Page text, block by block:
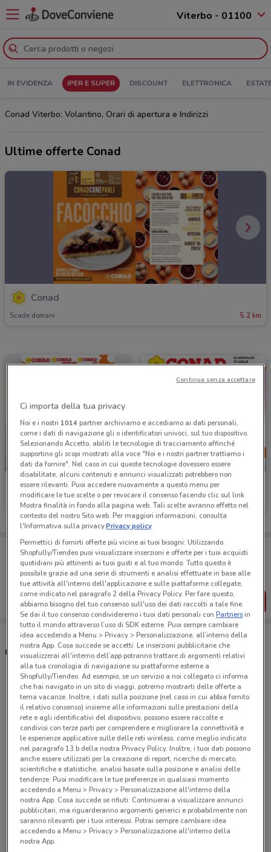
Viterbo - 01100
IN EVIDENZA IPER E SUPER DISCOUNT ELETTRONICA
Conad Viterbo: Volantino, Orari di apertura e Indirizzi
Ultime offerte Conad
Conad
Scade domani 5.2 km
-1 GIORNO
Conad
Scade domani 5.2 km
Conad
Scade domani 5.2 km
Porta DoveConviene sempre con te!
Puoi trovare le migliori offerte dei negozi vicino a te,
salvarle e creare la tua lista del risparmio, comodamente
dal tuo cellulare.
SCARICA L’APP
Orari e Negozi Conad
Via I. Garbini 23/F Viterbo
5.2 km
CHIUSO
Via Cassia, 65 Montefiascone
10.5 km
CHIUSO
Via Eugenio Iv Vetralla
13.7 km
CHIUSO
Via Tuscania, 89 Marta
13.9 km
CHIUSO
Ci importa della tua privacy
Noi e i nostri 1014partner archiviamo e accediamo ai dati personali,
come i dati di navigazione gli o identificatori univoci, sul tuo dispositivo.
Selezionando Accetto, abiliti le tecnologie di tracciamento affinché
supportino gli scopi mostrati alla voce "Noi e i nostri partner trattiamo i
dati da fornire". Nel caso in cui queste tecnologie dovessero essere
disabilitate, alcuni contenuti e annunci visualizzati potrebbero non
essere rilevanti. Puoi accedere nuovamente a questo menu per
modificare le tue scelte o per revocare il consenso facendo clic sul link
Mostra finalità in fondo alla pagina web. Tali scelte avranno effetto nel
contesto del nostro Sito web. Per maggiori informazioni, consulta
l'Informativa sulla privacy.Privacy policy
Permettici di fornirti offerte più vicine ai tuoi bisogni: Utilizzando
Shopfully/Tiendeo puoi visualizzare inserzioni e offerte per i tuoi acquisti
quotidiani più attinenti ai tuoi gusti e al tuo mondo. Tutto questo è
possibile grazie ad una serie di strumenti e analisi effettuate in base alle
tue attività all'interno dell'applicazione e sulle piattaforme collegate,
come indicato nel paragrafo 2 della Privacy Policy. Per fare questo,
abbiamo bisogno del tuo consenso sull'uso dei dati raccolti a tale fine.
Se dai il tuo consenso condivideremo i tuoi dati personali conPartnersin
tutto il mondo attraverso l’uso di SDK esterne. Puoi sempre cambiare
idea accedendo a Menu > Privacy > Personalizzazione, all’interno della
nostra App. Cosa succede se accetti: Le inserzioni pubblicitarie che
visualizzerai all'interno dell’app potranno trattare di argomenti relativi
alla tua cronologia di navigazione su piattaforme esterne a
Shopfully/Tiendeo. Ad esempio, se un servizio a noi collegato ci informa
che hai navigato in un sito di viaggi, potremo mostrarti delle offerte a
tema vacanze. Inoltre, i dati sulla posizione (nel caso in cui abbia fornito
il relativo consenso) insieme alle informazioni sulle prestazioni della
rete e agli identificativi del dispositivo, possono essere raccolte e
condivisi con terze parti per comprendere e migliorare la connettività e
le esperienze applicative sulle delle reti wireless, come meglio indicato
nel paragrafo 13.b della nostra Privacy Policy. Inoltre, i tuoi dati possono
anche essere utilizzati per la creazione di report, ricerche di mercato,
scientifiche e statistiche, analisi basate sulla posizione e analisi delle
tendenze. Puoi modificare le tue preferenze in qualsiasi momento
accedendo a Menu > Privacy > Personalizzazione all'interno della
nostra App. Cosa succede se rifiuti: Continuerai a visualizzare annunci
pubblicitari, ma riguarderanno argomenti generici e probabilmente non
saranno rilevanti per i tuoi interessi. Potrai sempre cambiare idea
accedendo a Menu > Privacy > Personalizzazione all'interno della
nostra App.
Continua senza accettare